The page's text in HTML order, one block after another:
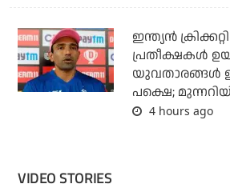
ഇന്ത്യന്‍
പ്രതീക്ഷകള്‍
യുവതാരങ്ങള്‍
പക്ഷെ;
4 hours ago
VIDEO STORIES